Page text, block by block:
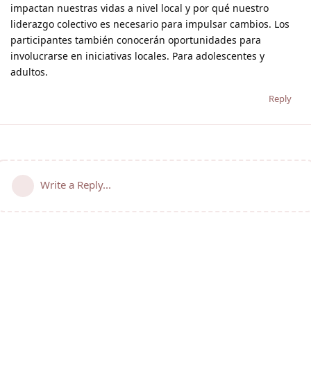
impactan nuestras vidas a nivel local y por qué nuestro
liderazgo colectivo es necesario para impulsar cambios. Los
participantes también conocerán oportunidades para
involucrarse en iniciativas locales. Para adolescentes y
adultos.
Reply
Write a Reply...